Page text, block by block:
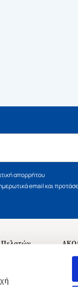
απορρήτου
email και
Πελατών